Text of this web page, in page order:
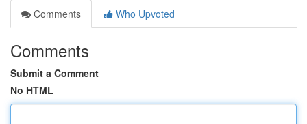
Comments
Who Upvoted
Comments
Submit a Comment
No HTML